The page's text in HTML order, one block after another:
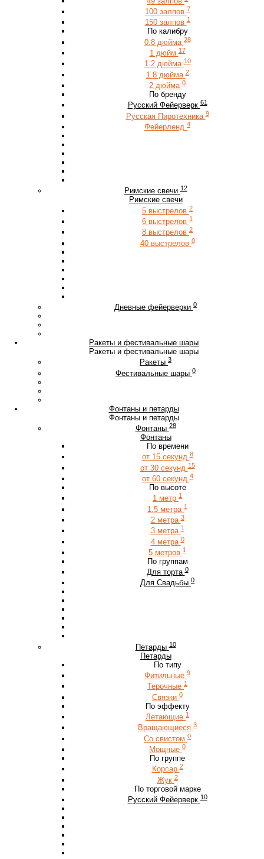
100 залпов 7
150 залпов 1
По калибру
0.8 дюйма 28
1 дюйм 17
1.2 дюйма 10
1.8 дюйма 2
2 дюйма 0
По бренду
Русский Фейерверк 61
Русская Пиротехника 9
Фейерленд 4
Римские свечи 12
Римские свечи
5 выстрелов 2
6 выстрелов 1
8 выстрелов 2
40 выстрелов 0
Дневные фейерверки 0
Ракеты и фестивальные шары
Ракеты и фестивальные шары
Ракеты 3
Фестивальные шары 0
Фонтаны и петарды
Фонтаны и петарды
Фонтаны 28
Фонтаны
По времени
от 15 секунд 8
от 30 секунд 15
от 60 секунд 4
По высоте
1 метр 1
1.5 метра 1
2 метра 3
3 метра 1
4 метра 0
5 метров 1
По группам
Для торта 0
Для Свадьбы 0
Петарды 10
Петарды
По типу
Фитильные 9
Терочные 1
Связки 0
По эффекту
Летающие 1
Вращающиеся 3
Со свистом 0
Мощные 0
По группе
Корсар 2
Жук 2
По торговой марке
Русский Фейерверк 10